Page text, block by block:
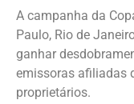
A campanha da
Paulo, Rio de
ganhar
emissoras afiliadas
proprietários.